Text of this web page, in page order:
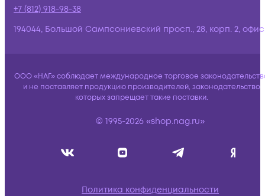
+7 (812) 918-98-38
194044, Большой Сампсониевский просп., 28, корп. 2,
ООО «НАГ» соблюдает международное торговое
и не поставляет продукцию производителей, законодательство
которых запрещает такие поставки.
© 1995-2026 «shop.nag.ru»
Политика конфиденциальности